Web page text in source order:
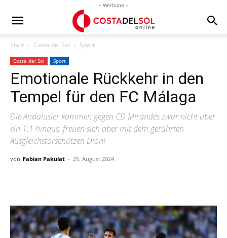
- Werbung -
Start Costa del Sol Sport
Costa del Sol Sport
Emotionale Rückkehr in den
Tempel für den FC Málaga
Die Andalusier kommen gegen CD Mirandés zwar nicht über
ein 1:1 hinaus, freuen sich aber mit dem gerührten
Ausgleichstorschützen Dioni
von Fabian Pakulat - 25. August 2024